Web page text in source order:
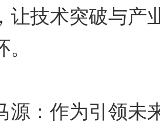
让技术突破与产
：作为引领未